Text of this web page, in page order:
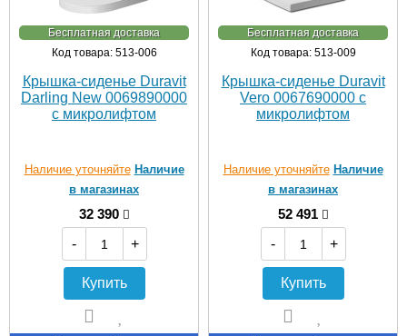
Бесплатная доставка
Код товара: 513-006
Крышка-сиденье Duravit
Darling New 0069890000
с микролифтом
Наличие уточняйте Наличие
в магазинах
32 390
-
+
Купить
Бесплатная доставка
Код товара: 513-009
Крышка-сиденье Duravit
Vero 0067690000 с
микролифтом
Наличие уточняйте Наличие
в магазинах
52 491
-
+
Купить